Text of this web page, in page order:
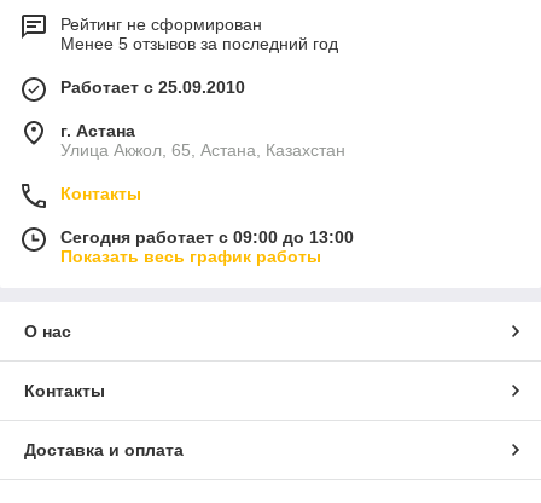
Рейтинг не сформирован
Менее 5 отзывов за последний год
Работает с 25.09.2010
г. Астана
Улица Акжол, 65, Астана, Казахстан
Контакты
Сегодня работает с 09:00 до 13:00
Показать весь график работы
О нас
Контакты
Доставка и оплата